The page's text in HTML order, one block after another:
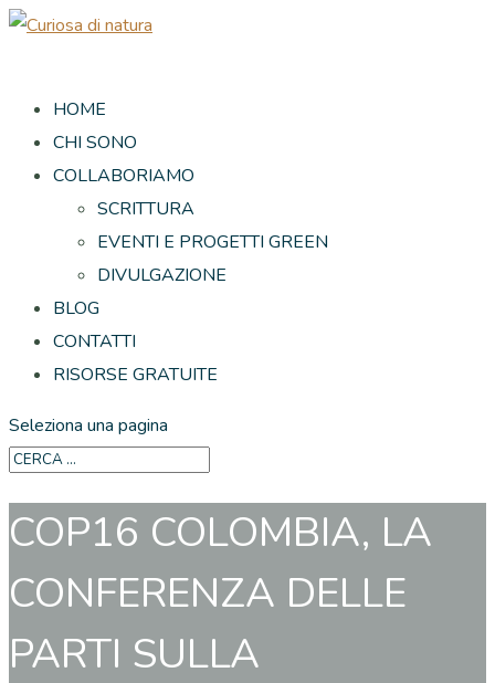
HOME
CHI SONO
COLLABORIAMO
SCRITTURA
EVENTI E PROGETTI GREEN
DIVULGAZIONE
BLOG
CONTATTI
RISORSE GRATUITE
Seleziona una pagina
COP16 COLOMBIA, LA
CONFERENZA DELLE
PARTI SULLA